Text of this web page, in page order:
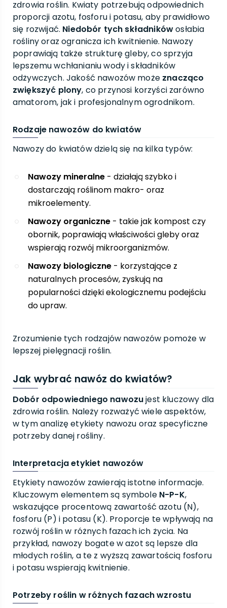
zdrowia roślin. Kwiaty potrzebują odpowiednich
proporcji azotu, fosforu i potasu, aby prawidłowo
się rozwijać. Niedobór tych składnikówosłabia
rośliny oraz ogranicza ich kwitnienie. Nawozy
poprawiają także strukturę gleby, co sprzyja
lepszemu wchłanianiu wody i składników
odżywczych. Jakość nawozów może znacząco
zwiększyć plony, co przynosi korzyści zarówno
amatorom, jak i profesjonalnym ogrodnikom.
Rodzaje nawozów do kwiatów
Nawozy do kwiatów dzielą się na kilka typów:
Nawozy mineralne - działają szybko i
dostarczają roślinom makro- oraz
mikroelementy.
Nawozy organiczne - takie jak kompost czy
obornik, poprawiają właściwości gleby oraz
wspierają rozwój mikroorganizmów.
Nawozy biologiczne - korzystające z
naturalnych procesów, zyskują na
popularności dzięki ekologicznemu podejściu
do upraw.
Zrozumienie tych rodzajów nawozów pomoże w
lepszej pielęgnacji roślin.
Jak wybrać nawóz do kwiatów?
Dobór odpowiedniego nawozujest kluczowy dla
zdrowia roślin. Należy rozważyć wiele aspektów,
w tym analizę etykiety nawozu oraz specyficzne
potrzeby danej rośliny.
Interpretacja etykiet nawozów
Etykiety nawozów zawierają istotne informacje.
Kluczowym elementem są symbole N-P-K,
wskazujące procentową zawartość azotu (N),
fosforu (P) i potasu (K). Proporcje te wpływają na
rozwój roślin w różnych fazach ich życia. Na
przykład, nawozy bogate w azot są lepsze dla
młodych roślin, a te z wyższą zawartością fosforu
i potasu wspierają kwitnienie.
Potrzeby roślin w różnych fazach wzrostu